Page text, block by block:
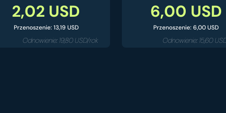
2,02 USD
Przenoszenie: 13,19 USD
Odnowienie: 19,80 USD/rok
6,00 USD
Przenoszenie: 6,00 USD
Odnowienie: 15,60